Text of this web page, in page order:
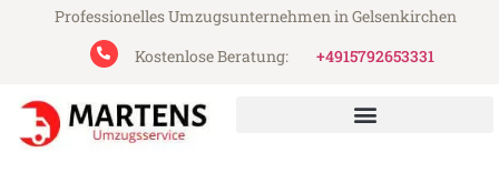
Professionelles Umzugsunternehmen in Gelsenkirchen
Kostenlose Beratung:
+4915792653331